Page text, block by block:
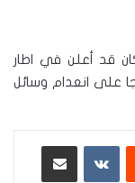
قد أعلن في اطار
على انعدام وسائل
‏VKontakte